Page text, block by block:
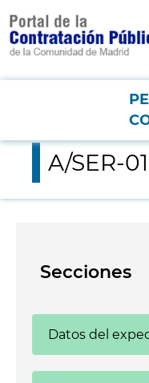
contenido
principal
MenúA/SER-019535/
A/SER-
Secciones
Datos del